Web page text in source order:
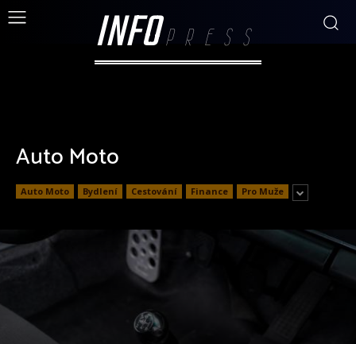
INFO PRESS
Auto Moto
Auto Moto Bydlení Cestování Finance Pro Muže